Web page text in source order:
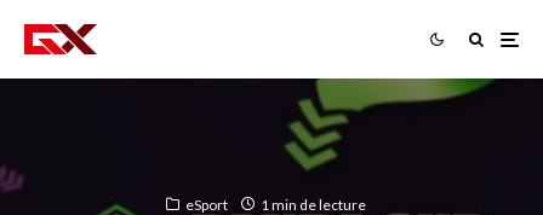
eSport 1 min de lecture